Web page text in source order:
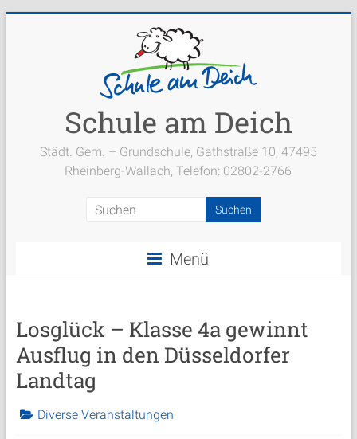
Schule am Deich
Städt. Gem. – Grundschule, Gathstraße 10, 47495
Rheinberg-Wallach, Telefon: 02802-2766
Menü
Losglück – Klasse 4a gewinnt
Ausflug in den Düsseldorfer
Landtag
Diverse Veranstaltungen